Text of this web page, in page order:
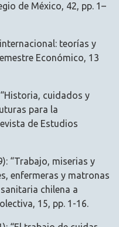
de México, 42, pp. 1–
teorías y
Económico, 13
cuidados y
para la
de Estudios
“Trabajo, miserias y
enfermeras y matronas
chilena a
15, pp. 1-16.